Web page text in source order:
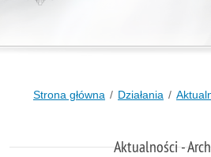
Strona główna Działania
Aktualności -